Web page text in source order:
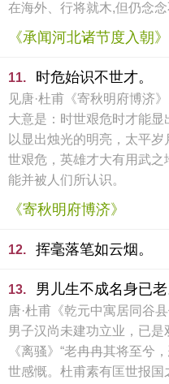
在海外、行将就木,但仍念
《承闻河北诸节度入朝》
11. 时危始识不世才。
见唐·杜甫《寄秋明府博济
大意是：时世艰危时才能
以显出烛光的明亮，太平
世艰危，英雄才大有用武
能并被人们所认识。
《寄秋明府博济》
12. 挥毫落笔如云烟。
13. 男儿生不成名身已老
唐·杜甫《乾元中寓居同谷
男子汉尚未建功立业，已
《离骚》“老冉冉其将至兮
世感慨。杜甫素有匡世报